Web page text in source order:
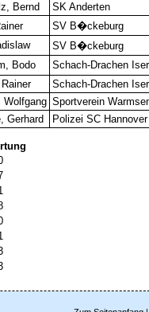
Bernd
SK Anderten
SV B�ckeburg
SV B�ckeburg
Bodo
Schach-Drachen
Schach-Drachen
Wolfgang Sportverein
Gerhard Polizei SC Hannover